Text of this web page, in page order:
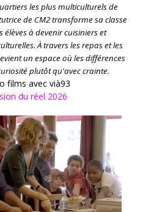
les plus multiculturels de
de CM2 transforme sa classe
élèves à devenir cuisiniers et
À travers les repas et les
un espace où les différences
plutôt qu'avec crainte.
films avec vià93
du réel 2026